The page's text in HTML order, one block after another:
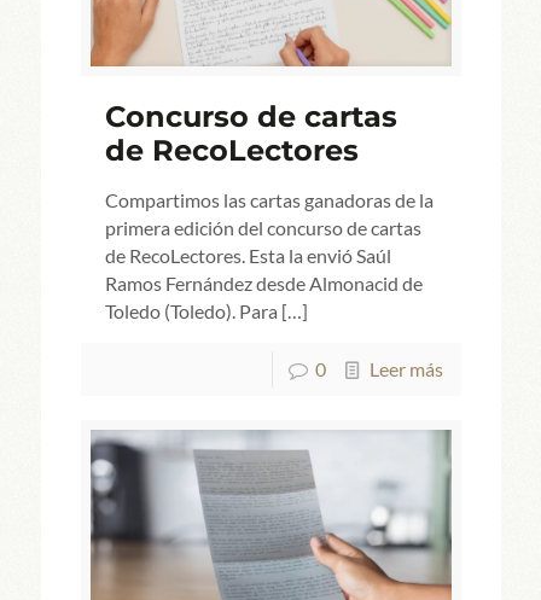
Concurso de cartas
de RecoLectores
Compartimos las cartas ganadoras de la
primera edición del concurso de cartas
de RecoLectores. Esta la envió Saúl
Ramos Fernández desde Almonacid de
Toledo (Toledo). Para […]
0 Leer más